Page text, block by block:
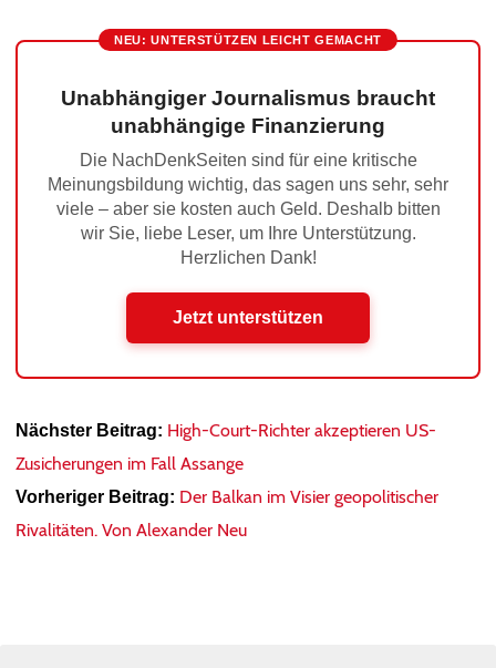
NEU: UNTERSTÜTZEN LEICHT GEMACHT
Unabhängiger Journalismus braucht
unabhängige Finanzierung
Die NachDenkSeiten sind für eine kritische
Meinungsbildung wichtig, das sagen uns sehr, sehr
viele – aber sie kosten auch Geld. Deshalb bitten
wir Sie, liebe Leser, um Ihre Unterstützung.
Herzlichen Dank!
Jetzt unterstützen
Nächster Beitrag: High-Court-Richter akzeptieren US-
Zusicherungen im Fall Assange
Vorheriger Beitrag: Der Balkan im Visier geopolitischer
Rivalitäten. Von Alexander Neu